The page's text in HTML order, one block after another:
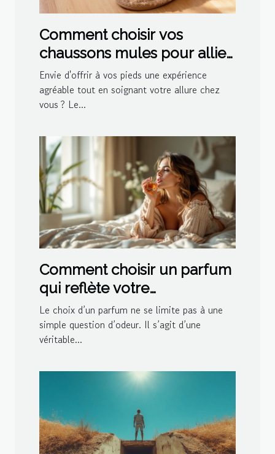
Comment choisir vos
chaussons mules pour allier
confort et style ?
Envie d'offrir à vos pieds une expérience
agréable tout en soignant votre allure chez
vous ? Le...
Comment choisir un parfum
qui reflète votre
personnalité?
Le choix d’un parfum ne se limite pas à une
simple question d’odeur. Il s’agit d’une
véritable...